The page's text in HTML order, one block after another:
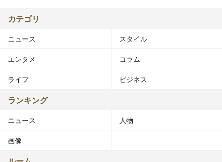
カテゴリ
ニュース スタイル
エンタメ コラム
ライフ ビジネス
ランキング
ニュース 人物
画像